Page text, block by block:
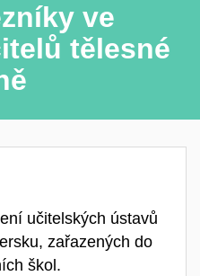
ve
tělesné
učitelských ústavů
zařazených do
škol.